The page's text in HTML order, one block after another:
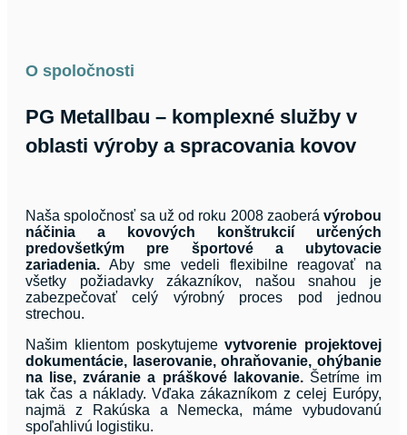
O spoločnosti
PG Metallbau – komplexné služby v
oblasti výroby a spracovania kovov
Naša spoločnosť sa už od roku 2008 zaoberá výrobou
náčinia a kovových konštrukcií určených
predovšetkým pre športové a ubytovacie
zariadenia. Aby sme vedeli flexibilne reagovať na
všetky požiadavky zákazníkov, našou snahou je
zabezpečovať celý výrobný proces pod jednou
strechou.
Našim klientom poskytujemevytvorenie projektovej
dokumentácie, laserovanie, ohraňovanie, ohýbanie
na lise, zváranie a práškové lakovanie.Šetríme im
tak čas a náklady. Vďaka zákazníkom z celej Európy,
najmä z Rakúska a Nemecka, máme vybudovanú
spoľahlivú logistiku.